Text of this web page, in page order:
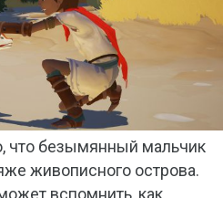
что безымянный мальчик
живописного острова.